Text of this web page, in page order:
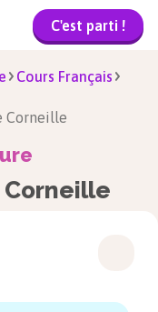
C'est parti !
Cours Français
Corneille